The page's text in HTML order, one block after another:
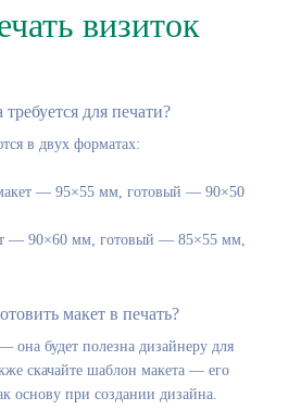
визиток
для печати?
в двух форматах:
— 95×55 мм, готовый — 90×50
— 90×60 мм, готовый — 85×55 мм,
макет в печать?
она будет полезна дизайнеру для
скачайте шаблон макета — его
основу при создании дизайна.